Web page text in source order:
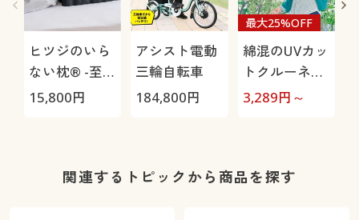
ヒツジのいら
ない枕® -至
極-
15,800円
アシスト電動
三輪自転車
184,800円
綿混のUVカッ
トクルーネッ
クカーディガ
ト)
最大25%OFF
3,289円～
関連するトピックから商品を探す